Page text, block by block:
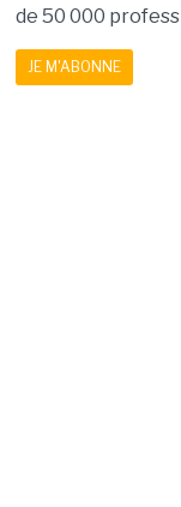
de 50 000
JE M'ABONNE